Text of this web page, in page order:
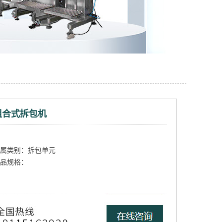
合式拆包机
类别：拆包单元
规格：